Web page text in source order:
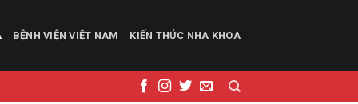
BỆNH VIỆN VIỆT NAM KIẾN THỨC NHA KHOA